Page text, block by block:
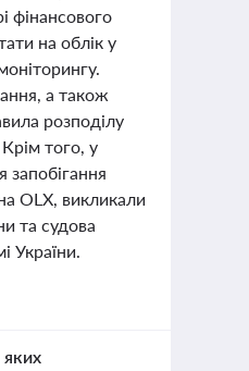
фінансового
на облік у
а також
розподілу
того, у
запобігання
OLX, викликали
та судова
України.
яких